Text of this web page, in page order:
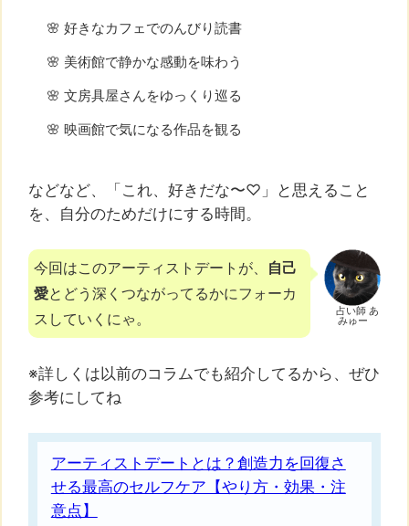
🌸 好きなカフェでのんびり読書
🌸 美術館で静かな感動を味わう
🌸 文房具屋さんをゆっくり巡る
🌸 映画館で気になる作品を観る
などなど、「これ、好きだな〜♡」と思えること
を、自分のためだけにする時間。
占い師 あ
みゅー
今回はこのアーティストデートが、
自己
愛とどう深くつながってるかにフォーカ
スしていくにゃ。
※詳しくは以前のコラムでも紹介してるから、ぜひ
参考にしてね
アーティストデートとは？創造力を回復さ
せる最高のセルフケア【やり方・効果・注
意点】